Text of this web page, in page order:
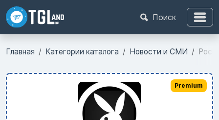
Поиск
Главная Категории каталога Новости и СМИ
Premium